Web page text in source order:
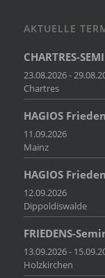
AKTUELLE
CHARTRES-
23.08.2026 -
Chartres
HAGIOS
11.09.2026
Mainz
HAGIOS
12.09.2026
Dippoldiswalde
FRIEDENS-
13.09.2026 -
Holzkirchen